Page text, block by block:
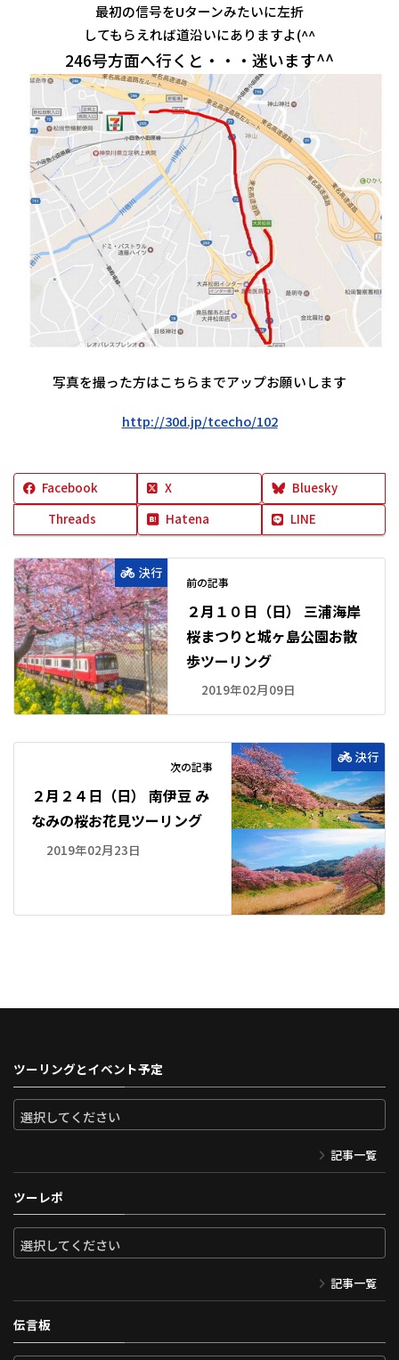
最初の信号をUターンみたいに左折
してもらえれば道沿いにありますよ(^^
246号方面へ行くと・・・迷います^^
写真を撮った方はこちらまでアップお願いします
http://30d.jp/tcecho/102
Facebook X
Bluesky
Threads
Hatena LINE
決行
前の記事
２月１０日（日） 三浦海岸
桜まつりと城ヶ島公園お散
歩ツーリング
2019年02月09日
決行
次の記事
２月２４日（日） 南伊豆 み
なみの桜お花見ツーリング
2019年02月23日
ツーリングとイベント予定
記事一覧
ツーレポ
記事一覧
伝言板